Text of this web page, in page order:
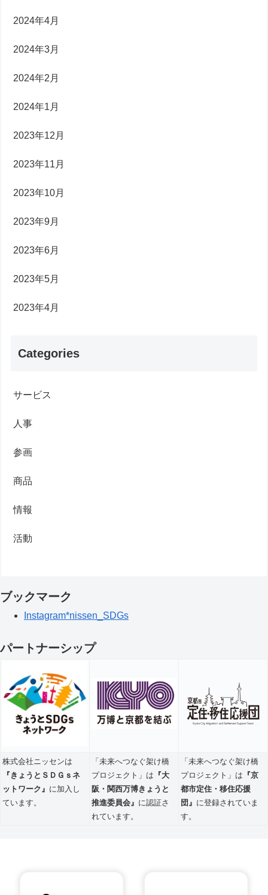
2024年4月
2024年3月
2024年2月
2024年1月
2023年12月
2023年11月
2023年10月
2023年9月
2023年6月
2023年5月
2023年4月
Categories
サービス
人事
参画
商品
情報
活動
ブックマーク
Instagram*nissen_SDGs
パートナーシップ
株式会社ニッセンは
『きょうとＳＤＧｓネ
ットワーク』 に加入し
ています。
「未来へつなぐ架け橋
プロジェクト」は 『大
阪・関西万博きょうと
推進委員会』 に認証さ
れています。
「未来へつなぐ架け橋
プロジェクト」は 『京
都市定住・移住応援
団』 に登録されていま
す。